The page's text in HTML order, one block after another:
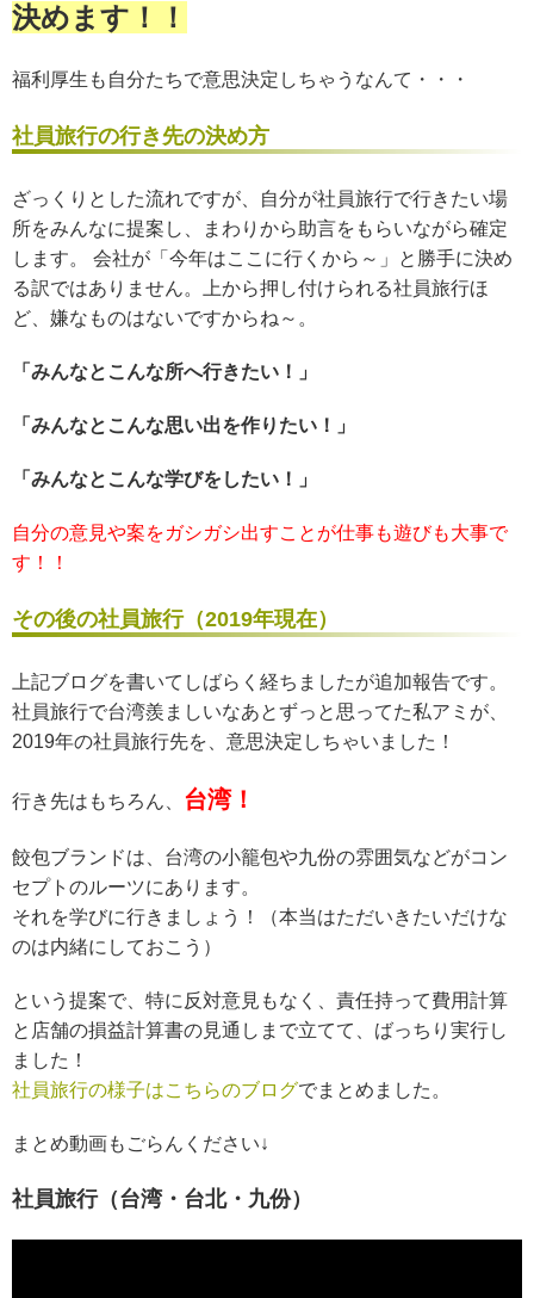
決めます！！
福利厚生も自分たちで意思決定しちゃうなんて・・・
社員旅行の行き先の決め方
ざっくりとした流れですが、自分が社員旅行で行きたい場
所をみんなに提案し、まわりから助言をもらいながら確定
します。 会社が「今年はここに行くから～」と勝手に決め
る訳ではありません。上から押し付けられる社員旅行ほ
ど、嫌なものはないですからね～。
「みんなとこんな所へ行きたい！」
「みんなとこんな思い出を作りたい！」
「みんなとこんな学びをしたい！」
自分の意見や案をガシガシ出すことが仕事も遊びも大事で
す！！
その後の社員旅行（2019年現在）
上記ブログを書いてしばらく経ちましたが追加報告です。
社員旅行で台湾羨ましいなあとずっと思ってた私アミが、
2019年の社員旅行先を、意思決定しちゃいました！
行き先はもちろん、 台湾！
餃包ブランドは、台湾の小籠包や九份の雰囲気などがコン
セプトのルーツにあります。
それを学びに行きましょう！（本当はただいきたいだけな
のは内緒にしておこう）
という提案で、特に反対意見もなく、責任持って費用計算
と店舗の損益計算書の見通しまで立てて、ばっちり実行し
ました！
社員旅行の様子はこちらのブログでまとめました。
まとめ動画もごらんください↓
社員旅行（台湾・台北・九份）